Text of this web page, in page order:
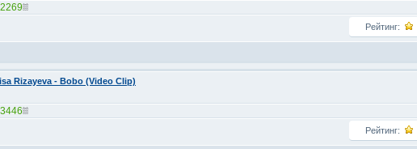
2269
Рейтинг:
Rizayeva - Bobo (Video Clip)
3446
Рейтинг: